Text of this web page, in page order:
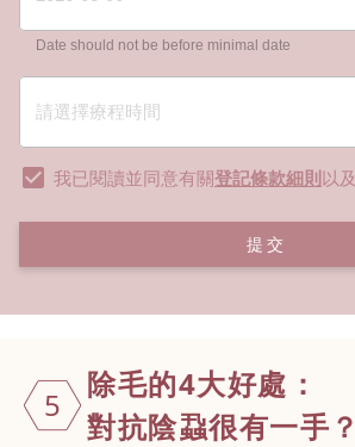
Date should not be before minimal date
我已閱讀並同意有關登記條款細則以及
提交
5
除毛的4大好處：
對抗陰蝨很有一手？